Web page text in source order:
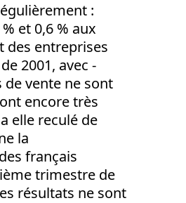
:
et 0,6 % aux
des entreprises
2001, avec -
de vente ne sont
encore très
elle reculé de
la
français
trimestre de
résultats ne sont